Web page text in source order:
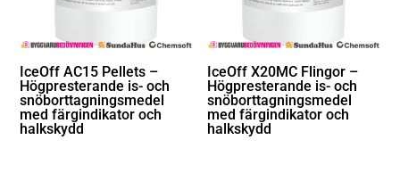
IceOff AC15 Pellets –
Högpresterande is- och
snöborttagningsmedel
med färgindikator och
halkskydd
IceOff X20MC Flingor –
Högpresterande is- och
snöborttagningsmedel
med färgindikator och
halkskydd